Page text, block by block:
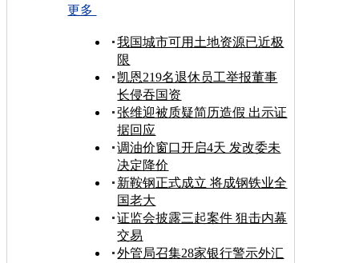
更多
我国城市可用土地资源已近极
限
凯恩219名退休员工举报董事
长侵吞国资
张维迎被质疑简历造假 出示证
据回应
调油价窗口开启4天 发改委未
决定降价
新鞍钢正式成立 将成钢铁业全
国老大
证监会披露三起案件 狙击内幕
交易
外管局召集28家银行警示外汇